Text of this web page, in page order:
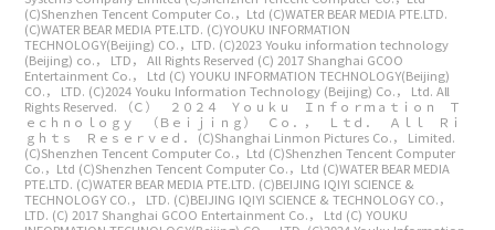
(C)Shenzhen Tencent Computer Co.，Ltd (C)WATER BEAR MEDIA PTE.LTD.
(C)WATER BEAR MEDIA PTE.LTD. (C)YOUKU INFORMATION
TECHNOLOGY(Beijing) CO.，LTD. (C)2023 Youku information technology
(Beijing) co.， LTD， All Rights Reserved (C) 2017 Shanghai GCOO
Entertainment Co.， Ltd (C) YOUKU INFORMATION TECHNOLOGY(Beijing)
CO.， LTD. (C)2024 Youku Information Technology (Beijing) Co.， Ltd. All
Rights Reserved.
（Ｃ） ２０２４ Ｙｏｕｋｕ Ｉｎｆｏｒｍａｔｉｏｎ Ｔ
ｅｃｈｎｏｌｏｇｙ （Ｂｅｉｊｉｎｇ） Ｃｏ．， Ｌｔｄ． Ａｌｌ Ｒｉ
ｇｈｔｓ Ｒｅｓｅｒｖｅｄ． (C)Shanghai Linmon Pictures Co.， Limited.
(C)Shenzhen Tencent Computer Co.，Ltd (C)Shenzhen Tencent Computer
Co.，Ltd (C)Shenzhen Tencent Computer Co.，Ltd (C)WATER BEAR MEDIA
PTE.LTD. (C)WATER BEAR MEDIA PTE.LTD. (C)BEIJING IQIYI SCIENCE &
TECHNOLOGY CO.， LTD. (C)BEIJING IQIYI SCIENCE & TECHNOLOGY CO.，
LTD. (C) 2017 Shanghai GCOO Entertainment Co.， Ltd (C) YOUKU